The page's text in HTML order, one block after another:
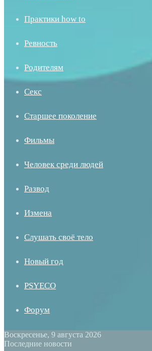
Практики how to
Ревность
Родителям
Секс
Старшее поколение
Фильмы
Человек среди людей
Развод
Измена
Слушать своё тело
Новый год
PSYECO
Форум
Воскресенье, 9 августа 2026
Последние новости